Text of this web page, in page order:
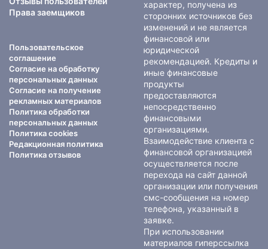
Права заемщиков
Пользовательское
соглашение
Согласие на обработку
персональных данных
Согласие на получение
рекламных материалов
Политика обработки
персональных данных
Политика cookies
Редакционная политика
Политика отзывов
характер, получена из
сторонних источников без
изменений и не является
финансовой или
юридической
рекомендацией. Кредиты и
иные финансовые
продукты
предоставляются
непосредственно
финансовыми
организациями.
Взаимодействие клиента с
финансовой организацией
осуществляется после
перехода на сайт данной
организации или получения
смс-сообщения на номер
телефона, указанный в
заявке.
При использовании
материалов гиперссылка